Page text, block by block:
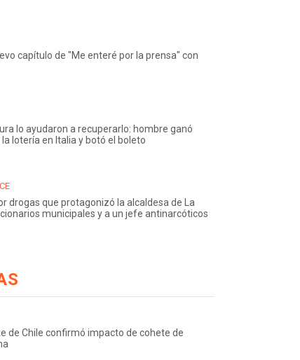
capítulo de "Me enteré por la prensa" con
lo ayudaron a recuperarlo: hombre ganó
lotería en Italia y botó el boleto
drogas que protagonizó la alcaldesa de La
municipales y a un jefe antinarcóticos
de Chile confirmó impacto de cohete de